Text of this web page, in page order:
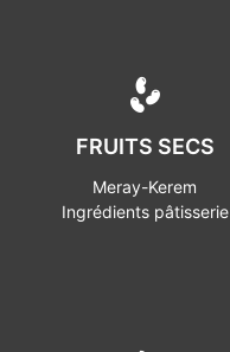
FRUITS SECS
Meray-Kerem
Ingrédients pâtisserie